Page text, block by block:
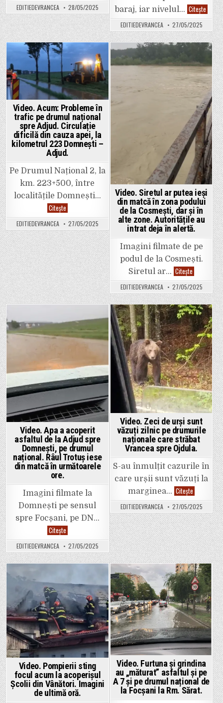
județean
Păunești
–
Movilița
a
fost
inundat.
Circulația
este
închisă
total.
Actualizare:
S-
a
redeschis
circulația!
EDITIEDEVRANCEA 28/05/2025
baraj, iar nivelul… Citește Video.
Imagini
la
barajul
de
la
lovesc
cu
putere
din
beton.
EDITIEDEVRANCEA 27/05/2025
Posted
in
Video. Acum: Probleme în
trafic pe drumul național
spre Adjud. Circulație
dificilă din cauza apei, la
kilometrul 223 Domnești –
Adjud.
Pe Drumul Național 2, la
km. 223+500, între
localitățile Domnești…
CiteșteVideo.
Acum:
Probleme
în
trafic
pe
drumul
național
spre
Adjud.
Circulație
dificilă
din
cauza
apei,
la
Domnești
–
Adjud.
EDITIEDEVRANCEA 27/05/2025
Posted
in
Video. Siretul ar putea ieși
din matcă în zona podului
de la Cosmești, dar și în
alte zone. Autoritățile au
intrat deja în alertă.
Imagini filmate de pe
podul de la Cosmești.
Siretul ar… Citește
Siretul
ar
putea
ieși
din
matcă
în
zona
podului
de
la
Cosmești,
dar
și
în
alte
zone.
Autoritățile
au
intrat
deja
în
alertă.
EDITIEDEVRANCEA 27/05/2025
Posted
in
Video. Apa a acoperit
asfaltul de la Adjud spre
Domnești, pe drumul
național. Râul Trotuș iese
din matcă în următoarele
ore.
Imagini filmate la
Domnești pe sensul
spre Focșani, pe DN…
CiteșteVideo.
Apa
a
acoperit
asfaltul
de
spre
Domnești,
pe
drumul
național.
Râul
Trotuș
iese
din
matcă
în
următoarele
ore.
EDITIEDEVRANCEA 27/05/2025
Posted
in
Video. Zeci de urși sunt
văzuți zilnic pe drumurile
naționale care străbat
Vrancea spre Ojdula.
S-au înmulțit cazurile în
care urșii sunt văzuți la
marginea… Citește
Zeci
de
urși
sunt
văzuți
zilnic
pe
drumurile
naționale
care
străbat
Vrancea
spre
Ojdula.
EDITIEDEVRANCEA 27/05/2025
Posted
in
Video. Pompierii sting
focul acum la acoperișul
Școlii din Vânători. Imagini
de ultimă oră.
Posted
in
Video. Furtuna și grindina
au „măturat” asfaltul și pe
A 7 și pe drumul național de
la Focșani la Rm. Sărat.